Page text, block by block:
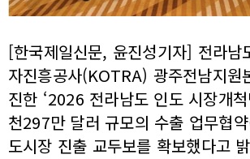
[한국제일신문, 윤진성기자] 전라남
자진흥공사(KOTRA) 광주전남지원
진한 ‘2026 전라남도 인도 시장개
천297만 달러 규모의 수출 업무협
도시장 진출 교두보를 확보했다고